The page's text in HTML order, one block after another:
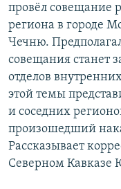
провёл совещание
региона в городе
Чечню.
совещания станет
отделов
этой темы
и соседних
произошедший
Рассказывает
Северном Кавказе